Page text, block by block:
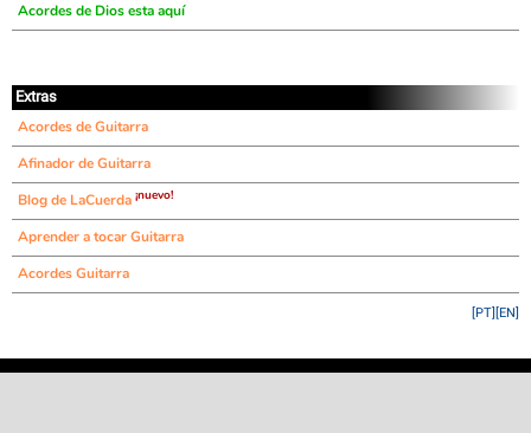
Acordes de Dios esta aquí
Extras
Acordes de Guitarra
Afinador de Guitarra
Blog de LaCuerda ¡nuevo!
Aprender a tocar Guitarra
Acordes Guitarra
[EN]
[PT]